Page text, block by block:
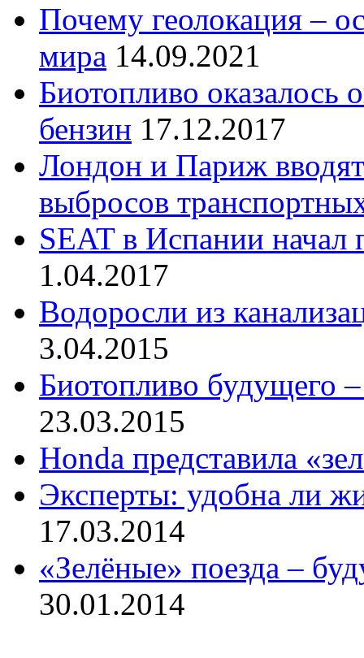
Почему геолокация –
мира 14.09.2021
Биотопливо оказалось
бензин 17.12.2017
Лондон и Париж
выбросов
SEAT в Испании начал
1.04.2017
Водоросли из
3.04.2015
Биотопливо будущего
23.03.2015
Honda представила
Эксперты: удобна ли
17.03.2014
«Зелёные» поезда –
30.01.2014